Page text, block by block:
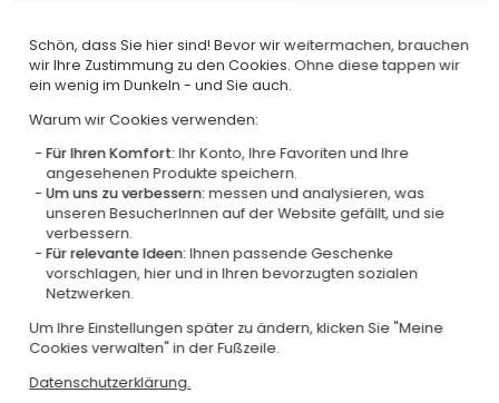
Ecovadis Silver
Global Compact
Unsere CSR-Politik|Labels
Dieses Geschenk ist
in Frankreich
Schön, dass Sie hier sind! Bevor wir weitermachen, brauchen
wir Ihre Zustimmung zu den Cookies. Ohne diese tappen wir
ein wenig im Dunkeln - und Sie auch.
Warum wir Cookies verwenden:
Für Ihren Komfort:Ihr Konto, Ihre Favoriten und Ihre
angesehenen Produkte speichern.
Um uns zu verbessern:messen und analysieren, was
unseren BesucherInnen auf der Website gefällt, und sie
verbessern.
Für relevante Ideen:Ihnen passende Geschenke
vorschlagen, hier und in Ihren bevorzugten sozialen
Netzwerken.
Um Ihre Einstellungen später zu ändern, klicken Sie "Meine
Cookies verwalten" in der Fußzeile.
Datenschutzerklärung.